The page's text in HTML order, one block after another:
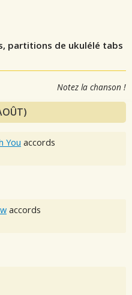
partitions de ukulélé tabs
Notez la chanson !
You accords
accords